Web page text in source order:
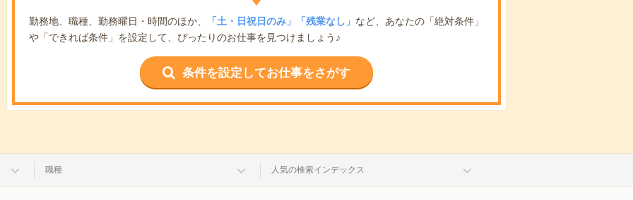
勤務地、職種、勤務曜日・時間のほか、 「土・日祝日のみ」「残業なし」 など、あなたの「絶対条件」
や「できれば条件」を設定して、ぴったりのお仕事を見つけましょう♪
条件を設定してお仕事をさがす
職種 人気の検索インデックス